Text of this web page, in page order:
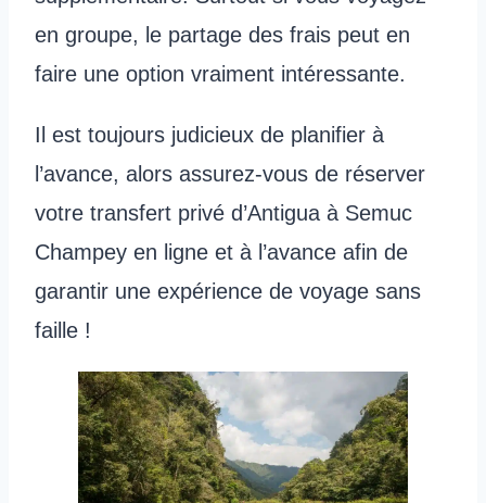
en groupe, le partage des frais peut en
faire une option vraiment intéressante.
Il est toujours judicieux de planifier à
l’avance, alors assurez-vous de réserver
votre transfert privé d’Antigua à Semuc
Champey en ligne et à l’avance afin de
garantir une expérience de voyage sans
faille !